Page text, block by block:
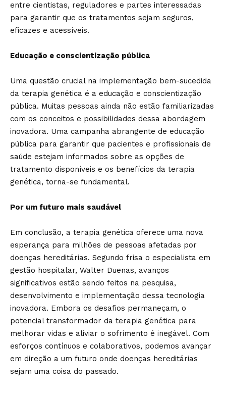
entre cientistas, reguladores e partes interessadas
para garantir que os tratamentos sejam seguros,
eficazes e acessíveis.
Educação e conscientização pública
Uma questão crucial na implementação bem-sucedida
da terapia genética é a educação e conscientização
pública. Muitas pessoas ainda não estão familiarizadas
com os conceitos e possibilidades dessa abordagem
inovadora. Uma campanha abrangente de educação
pública para garantir que pacientes e profissionais de
saúde estejam informados sobre as opções de
tratamento disponíveis e os benefícios da terapia
genética, torna-se fundamental.
Por um futuro mais saudável
Em conclusão, a terapia genética oferece uma nova
esperança para milhões de pessoas afetadas por
doenças hereditárias. Segundo frisa o especialista em
gestão hospitalar, Walter Duenas, avanços
significativos estão sendo feitos na pesquisa,
desenvolvimento e implementação dessa tecnologia
inovadora. Embora os desafios permaneçam, o
potencial transformador da terapia genética para
melhorar vidas e aliviar o sofrimento é inegável. Com
esforços contínuos e colaborativos, podemos avançar
em direção a um futuro onde doenças hereditárias
sejam uma coisa do passado.